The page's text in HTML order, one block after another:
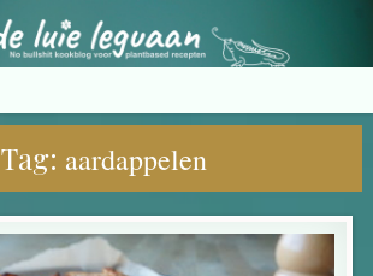
Tag: aardappelen